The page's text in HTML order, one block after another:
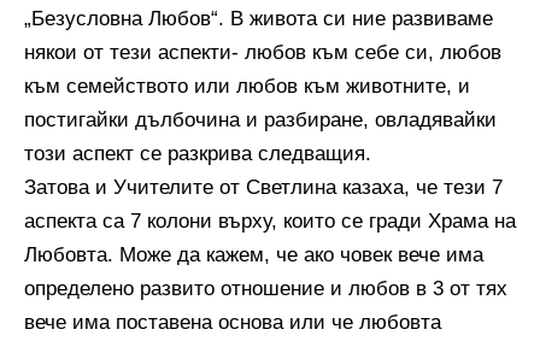
„Безусловна Любов“. В живота си ние развиваме
някои от тези аспекти- любов към себе си, любов
към семейството или любов към животните, и
постигайки дълбочина и разбиране, овладявайки
този аспект се разкрива следващия.
Затова и Учителите от Светлина казаха, че тези 7
аспекта са 7 колони върху, които се гради Храма на
Любовта. Може да кажем, че ако човек вече има
определено развито отношение и любов в 3 от тях
вече има поставена основа или че любовта